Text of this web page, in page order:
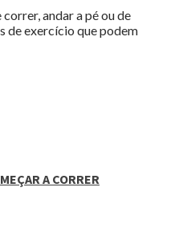
andar a pé ou de
de exercício que podem
A CORRER